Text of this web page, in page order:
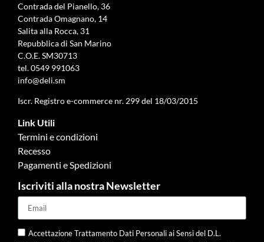
Contrada del Pianello, 36
Contrada Omagnano, 14
Salita alla Rocca, 31
Repubblica di San Marino
C.O.E. SM30713
tel.0549 991063
info@deli.sm
Iscr. Registro e-commerce nr. 299 del 18/03/2015
Link Utili
Termini e condizioni
Recesso
Pagamenti e Spedizioni
Iscriviti alla nostra Newsletter
Accettazione Trattamento Dati Personali ai Sensi del D.L.